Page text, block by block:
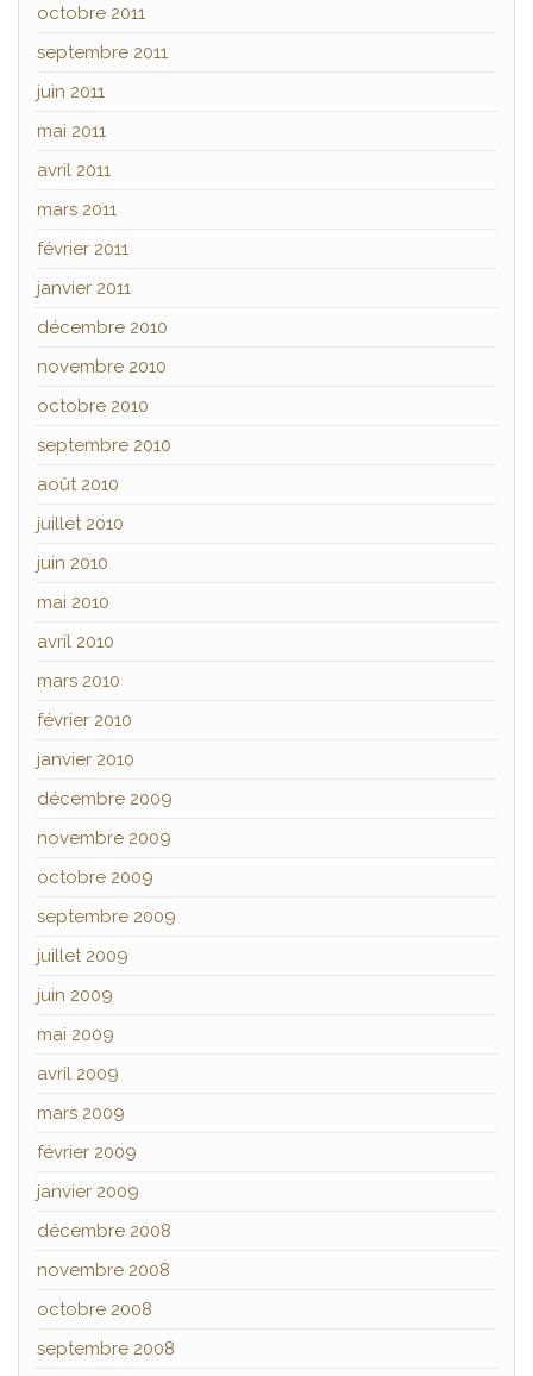
octobre 2011
septembre 2011
juin 2011
mai 2011
avril 2011
mars 2011
février 2011
janvier 2011
décembre 2010
novembre 2010
octobre 2010
septembre 2010
août 2010
juillet 2010
juin 2010
mai 2010
avril 2010
mars 2010
février 2010
janvier 2010
décembre 2009
novembre 2009
octobre 2009
septembre 2009
juillet 2009
juin 2009
mai 2009
avril 2009
mars 2009
février 2009
janvier 2009
décembre 2008
novembre 2008
octobre 2008
septembre 2008